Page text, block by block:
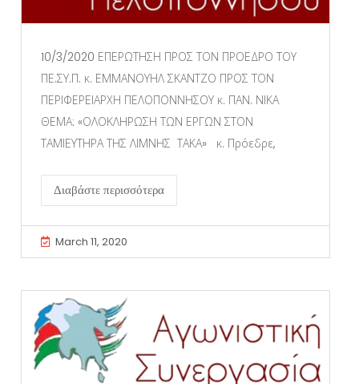
10/3/2020 ΕΠΕΡΩΤΗΣΗ ΠΡΟΣ ΤΟΝ ΠΡΟΕΔΡΟ ΤΟΥ
ΠΕ.ΣΥ.Π. κ. ΕΜΜΑΝΟΥΗΛ ΣΚΑΝΤΖΟ ΠΡΟΣ ΤΟΝ
ΠΕΡΙΦΕΡΕΙΑΡΧΗ ΠΕΛΟΠΟΝΝΗΣΟΥ κ. ΠΑΝ. ΝΙΚΑ
ΘΕΜΑ: «ΟΛΟΚΛΗΡΩΣΗ ΤΩΝ ΕΡΓΩΝ ΣΤΟΝ
ΤΑΜΙΕΥΤΗΡΑ ΤΗΣ ΛΙΜΝΗΣ ΤΑΚΑ» κ. Πρόεδρε,
Διαβάστε περισσότερα
March 11, 2020